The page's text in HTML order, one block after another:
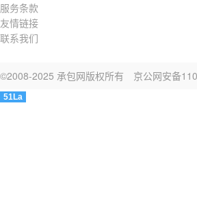
服务条款
友情链接
联系我们
©2008-2025 承包网版权所有 京公网安备
51La